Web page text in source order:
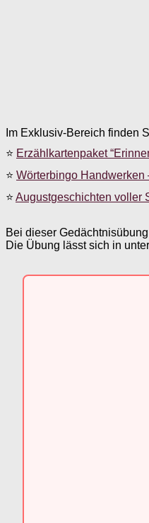
Im Exklusiv-Bereich finden
⭐ Erzählkartenpaket
⭐ Wörterbingo
⭐ Augustgeschichten voller
Bei dieser
Die Übung lässt sich in